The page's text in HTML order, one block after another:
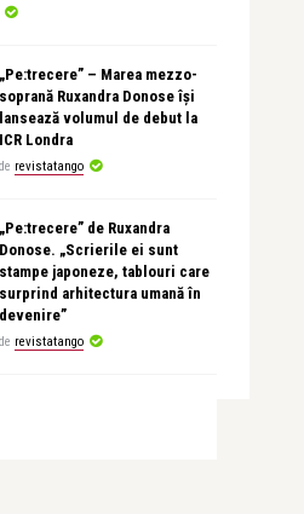
„Pe:trecere” – Marea mezzo-
soprană Ruxandra Donose își
lansează volumul de debut la
ICR Londra
de revistatango
„Pe:trecere” de Ruxandra
Donose. „Scrierile ei sunt
stampe japoneze, tablouri care
surprind arhitectura umană în
devenire”
de revistatango